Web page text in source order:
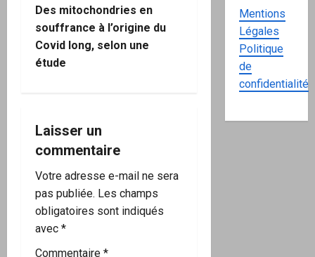
i
g
a
i
o
n
d
’
Des mitochondries en
souffrance à l’origine du
Covid long, selon une
étude
Laisser un
commentaire
Votre adresse e-mail ne sera
pas publiée. Les champs
obligatoires sont indiqués
avec *
Commentaire *
Mentions
Légales
Politique
de
confidentialité